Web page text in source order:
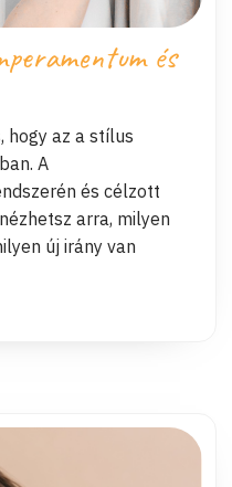
és
hogy az a stílus
A
és célzott
arra, milyen
új irány van